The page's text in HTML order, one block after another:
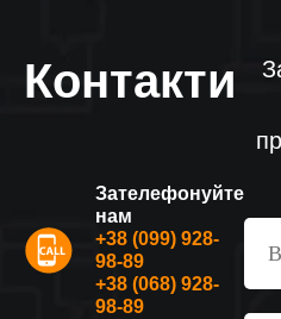
Контакти
Зателефонуйте
нам
+38 (099) 928-
98-89
+38 (068) 928-
98-89